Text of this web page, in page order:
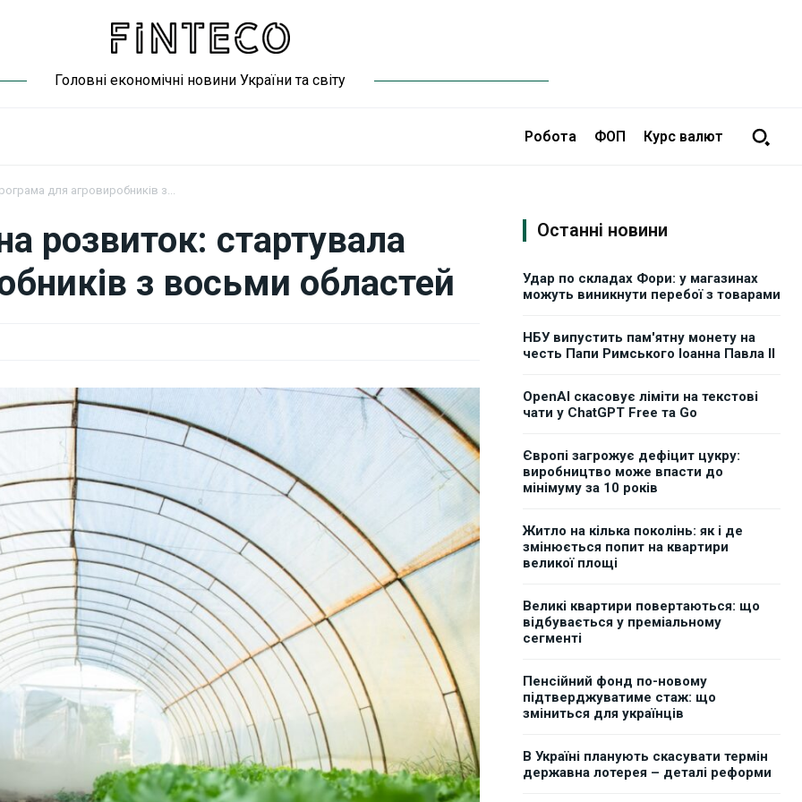
Головні економічні новини України та світу
Робота ФОП Курс валют
для агровиробників з...
розвиток: стартувала
з восьми областей
Останні новини
Удар по складах Фори: у магазинах
можуть виникнути перебої з товарами
НБУ випустить пам'ятну монету на
честь Папи Римського Іоанна Павла II
OpenAI скасовує ліміти на текстові
чати у ChatGPT Free та Go
Європі загрожує дефіцит цукру:
виробництво може впасти до
мінімуму за 10 років
Житло на кілька поколінь: як і де
змінюється попит на квартири
великої площі
Великі квартири повертаються: що
відбувається у преміальному
сегменті
Пенсійний фонд по-новому
підтверджуватиме стаж: що
зміниться для українців
В Україні планують скасувати термін
державна лотерея – деталі реформи